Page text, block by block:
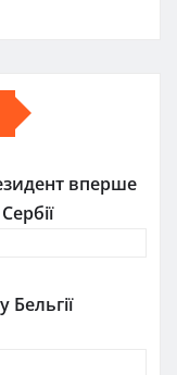
вперше